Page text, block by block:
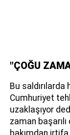
"ÇOĞU
Bu saldırılarda
Cumhuriyet
uzaklaşıyor
zaman
bakımdan